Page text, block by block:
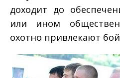
доходит до
или ином
охотно привлекают